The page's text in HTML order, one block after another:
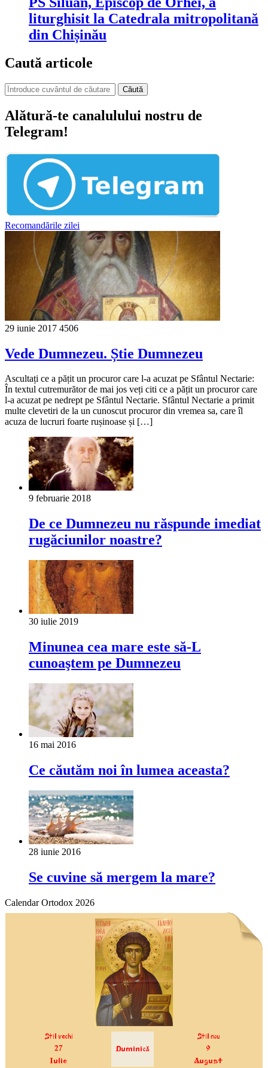
liturghisit la Catedrala mitropolitană
din Chișinău
Caută articole
Căută
Alătură-te canalulului nostru de
Telegram!
Recomandările zilei
29 iunie 2017 4506
Vede Dumnezeu. Știe Dumnezeu
Ascultați ce a pățit un procuror care l-a acuzat pe Sfântul Nectarie:
În textul cutremurător de mai jos veți citi ce a pățit un procuror care
l-a acuzat pe nedrept pe Sfântul Nectarie. Sfântul Nectarie a primit
multe clevetiri de la un cunoscut procuror din vremea sa, care îl
acuza de lucruri foarte rușinoase și […]
9 februarie 2018
De ce Dumnezeu nu răspunde imediat
rugăciunilor noastre?
30 iulie 2019
Minunea cea mare este să-L
cunoaştem pe Dumnezeu
16 mai 2016
Ce căutăm noi în lumea aceasta?
28 iunie 2016
Se cuvine să mergem la mare?
Calendar Ortodox 2026